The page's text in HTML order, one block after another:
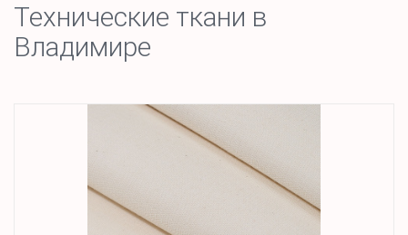
Технические ткани в
Владимире